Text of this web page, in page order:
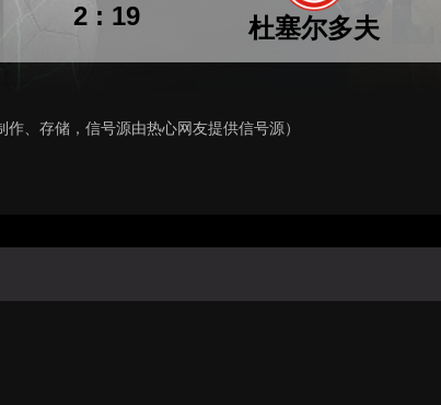
2 : 19
杜塞尔多夫
、存储，信号源由热心网友提供信号源）